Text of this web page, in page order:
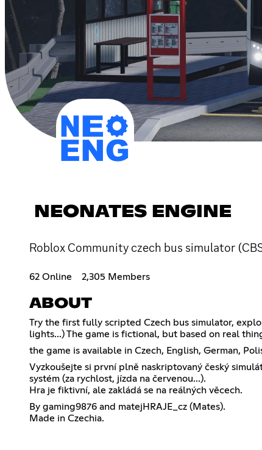
NEONATES ENGINE
Roblox Community czech bus simulator
62 Online 2,305 Members
ABOUT
Try the first fully scripted Czech bus simulator,
lights...) The game is fictional, but based on real
the game is available in Czech, English, German,
Vyzkoušejte si první plně naskriptovaný český
systém (za rychlost, jízda na červenou...).
Hra je fiktivní, ale zakládá se na reálných věcech.
By gaming9876 and matejHRAJE_cz (Mates).
Made in Czechia.